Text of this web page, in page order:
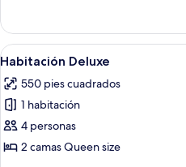
cama
King
size
superior,
cama
size
Abrir
todas
las
fotos
de
Habitación
3
Habitación Deluxe
550 pies cuadrados
1 habitación
4 personas
2 camas Queen size